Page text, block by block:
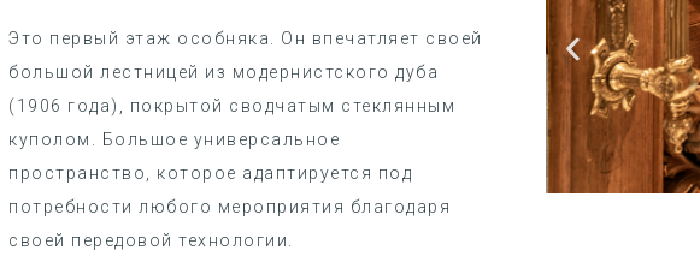
Это первый этаж особняка. Он впечатляет своей
большой лестницей из модернистского дуба
(1906 года), покрытой сводчатым стеклянным
куполом. Большое универсальное
пространство, которое адаптируется под
потребности любого мероприятия благодаря
своей передовой технологии.